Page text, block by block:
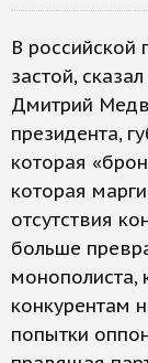
В российской
застой,
Дмитрий
президента,
которая
которая
отсутствия
больше
монополиста,
конкурентам
попытки